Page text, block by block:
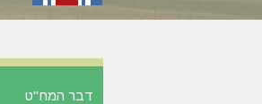
דבר המח"ט